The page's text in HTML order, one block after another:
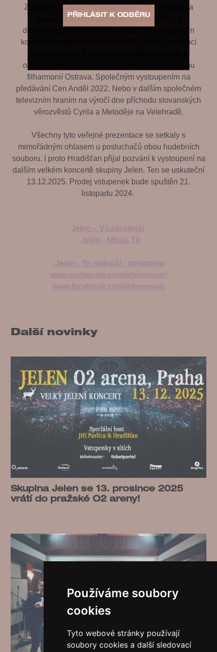
Používáme soubory
cookies
Tyto webové stránky používají
soubory cookies a další sledovací
Z „běžného" natáčení písně Miluju Tě se vyvinula
spolupráce, která pokračovala emotivním a
dechberoucím společným vystoupením na jelením
koncertě ve vyprodané pražské O2 aréně v prosinci
ostravském Gongu na vystoupeních s Janáčkovou
filharmonií Ostrava. Společným vystoupením na
předávání Cen Anděl 2022. Nebo v dalším společném
televizním hraním na výročí dne příchodu slovanských
věrozvěstů Cyrila a Metoděje na Velehradě.
Všechny tyto veřejné prezentace se setkaly s
mimořádným ohlasem u posluchačů obou hudebních
souboru. I proto Hradišťan přijal pozvání k vystoupení na
dalším velkém koncertě skupiny Jelen. Ten se uskuteční
13.12.2025. Prodej vstupenek bude spuštěn 21.
listopadu 2024.
Jelen – Všudezdejší
Jelen - Miluju Tě
Jelen - To nejlepší - streaming
www.instagram.com/jelenmusic/
www.facebook.com/jelenmusic
Další novinky
Skupina Jelen se 13. prosince 2025
vrátí do pražské O2 areny!